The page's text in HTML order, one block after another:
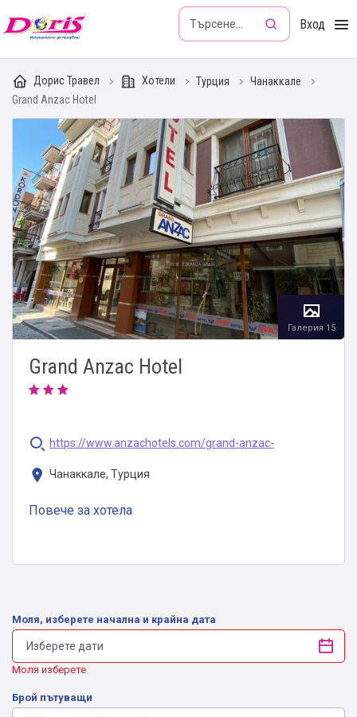
Doris - Изкушението да пътуваш Вход
Дорис Травел Хотели Турция
Чанаккале
Grand Anzac Hotel
Grand Anzac Hotel
https://www.anzachotels.com/grand-anzac-
Чанаккале, Турция
Повече за хотела
Галерия 15
Моля, изберете начална и крайна дата
Моля изберете
Брой пътуващи